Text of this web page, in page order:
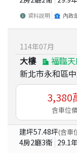
資料說明 內政
114年07月
大樓
福臨
新北市永和區
3,380
含車位
建坪57.48坪(含車
4房2廳3衛 29.1